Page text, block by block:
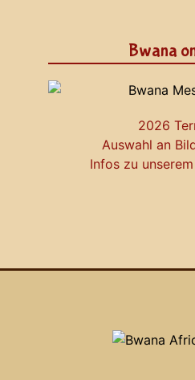
Bwana
2026
Auswahl an
Infos zu